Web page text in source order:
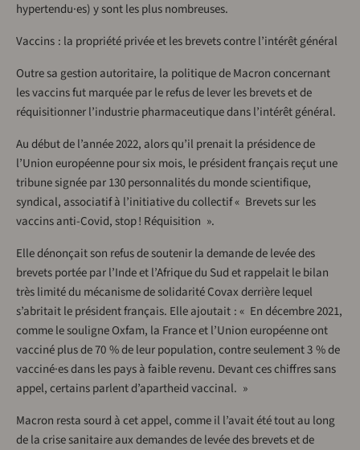
hypertendu·es) y sont les plus nombreuses.
Vaccins : la propriété privée et les brevets contre l’intérêt général
Outre sa gestion autoritaire, la politique de Macron concernant
les vaccins fut marquée par le refus de lever les brevets et de
réquisitionner l’industrie pharmaceutique dans l’intérêt général.
Au début de l’année 2022, alors qu’il prenait la présidence de
l’Union européenne pour six mois, le président français reçut une
tribune signée par 130 personnalités du monde scientifique,
syndical, associatif à l’initiative du collectif « Brevets sur les
vaccins anti-Covid, stop ! Réquisition ».
Elle dénonçait son refus de soutenir la demande de levée des
brevets portée par l’Inde et l’Afrique du Sud et rappelait le bilan
très limité du mécanisme de solidarité Covax derrière lequel
s’abritait le président français. Elle ajoutait : « En décembre 2021,
comme le souligne Oxfam, la France et l’Union européenne ont
vacciné plus de 70 % de leur population, contre seulement 3 % de
vacciné·es dans les pays à faible revenu. Devant ces chiffres sans
appel, certains parlent d’apartheid vaccinal. »
Macron resta sourd à cet appel, comme il l’avait été tout au long
de la crise sanitaire aux demandes de levée des brevets et de